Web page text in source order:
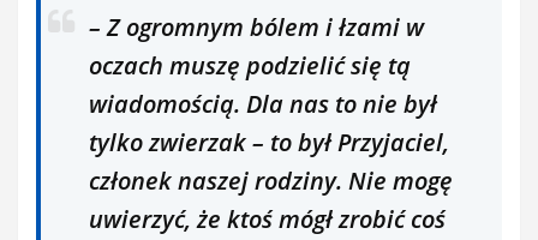
– Z ogromnym bólem i łzami w
oczach muszę podzielić się tą
wiadomością. Dla nas to nie był
tylko zwierzak – to był Przyjaciel,
członek naszej rodziny. Nie mogę
uwierzyć, że ktoś mógł zrobić coś